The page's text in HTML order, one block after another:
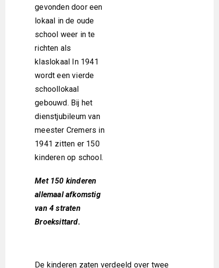
gevonden door een
lokaal in de oude
school weer in te
richten als
klaslokaal In 1941
wordt een vierde
schoollokaal
gebouwd. Bij het
dienstjubileum van
meester Cremers in
1941 zitten er 150
kinderen op school.
Met 150 kinderen
allemaal afkomstig
van 4 straten
Broeksittard.
De kinderen zaten verdeeld over twee